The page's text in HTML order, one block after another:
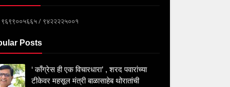
९६९९००५६६५ / ९४२२२२५००१
Posts
‘ काँग्रेस ही एक विचारधारा’ , शरद पवारांच्या
टीकेवर महसूल मंत्री बाळासाहेब थोरातांची